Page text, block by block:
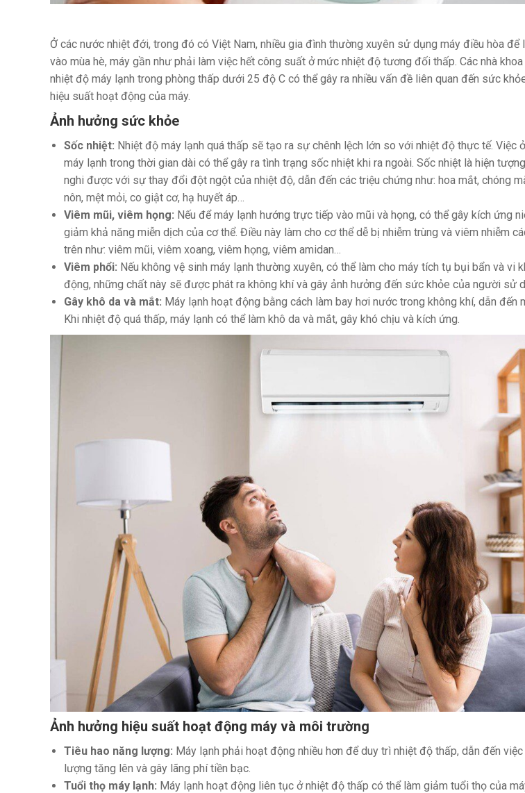
Ở các nước nhiệt đới, trong đó có Việt Nam, nhiều gia đình thường xuyên sử dụng máy điều hòa để
vào mùa hè, máy gần như phải làm việc hết công suất ở mức nhiệt độ tương đối thấp. Các nhà
nhiệt độ máy lạnh trong phòng thấp dưới 25 độ C có thể gây ra nhiều vấn đề liên quan đến sức
hiệu suất hoạt động của máy.
Ảnh hưởng sức khỏe
Sốc nhiệt: Nhiệt độ máy lạnh quá thấp sẽ tạo ra sự chênh lệch lớn so với nhiệt độ thực tế. Việc
máy lạnh trong thời gian dài có thể gây ra tình trạng sốc nhiệt khi ra ngoài. Sốc nhiệt là hiện
nghi được với sự thay đổi đột ngột của nhiệt độ, dẫn đến các triệu chứng như: hoa mắt, chóng
nôn, mệt mỏi, co giật cơ, hạ huyết áp…
Viêm mũi, viêm họng: Nếu để máy lạnh hướng trực tiếp vào mũi và họng, có thể gây kích ứng
giảm khả năng miễn dịch của cơ thể. Điều này làm cho cơ thể dễ bị nhiễm trùng và viêm nhiễm
trên như: viêm mũi, viêm xoang, viêm họng, viêm amidan…
Viêm phổi: Nếu không vệ sinh máy lạnh thường xuyên, có thể làm cho máy tích tụ bụi bẩn và vi
động, những chất này sẽ được phát ra không khí và gây ảnh hưởng đến sức khỏe của người sử
Gây khô da và mắt: Máy lạnh hoạt động bằng cách làm bay hơi nước trong không khí, dẫn đến
Khi nhiệt độ quá thấp, máy lạnh có thể làm khô da và mắt, gây khó chịu và kích ứng.
Ảnh hưởng hiệu suất hoạt động máy và môi trường
Tiêu hao năng lượng: Máy lạnh phải hoạt động nhiều hơn để duy trì nhiệt độ thấp, dẫn đến
lượng tăng lên và gây lãng phí tiền bạc.
Tuổi thọ máy lạnh: Máy lạnh hoạt động liên tục ở nhiệt độ thấp có thể làm giảm tuổi thọ của